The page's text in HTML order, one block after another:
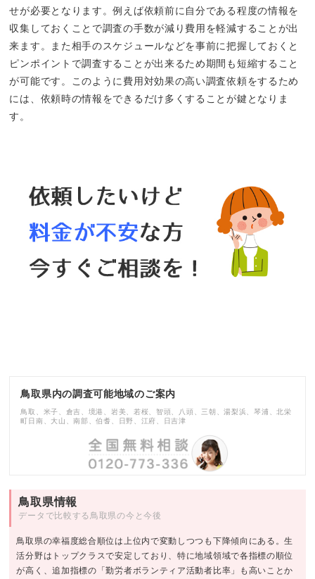
せが必要となります。例えば依頼前に自分である程度の情報を
収集しておくことで調査の手数が減り費用を軽減することが出
来ます。また相手のスケジュールなどを事前に把握しておくと
ピンポイントで調査することが出来るため期間も短縮すること
が可能です。このように費用対効果の高い調査依頼をするため
には、依頼時の情報をできるだけ多くすることが鍵となりま
す。
鳥取県内の調査可能地域のご案内
鳥取、米子、倉吉、境港、岩美、若桜、智頭、八頭、三朝、湯梨浜、琴浦、北栄
町日南、大山、南部、伯耆、日野、江府、日吉津
鳥取県情報
データで比較する鳥取県の今と今後
鳥取県の幸福度総合順位は上位内で変動しつつも下降傾向にある。生
活分野はトップクラスで安定しており、特に地域領域で各指標の順位
が高く、追加指標の「勤労者ボランティア活動者比率」も高いことか